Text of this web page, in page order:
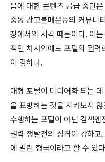
음에 대한 콘텐츠 공급 중단
중동 광고불매운동의 커뮤니
장에서의 시각 때문이다. 이
적인 처사외에도 포털의 권력
이 강하다.
대형 포털이 미디어화 되는
을 표방하는 것을 지켜보지
수행하는 포털이 아닌 검색엔
권력 쟁탈전의 성격이 강하고
에 밀린 형국이라고 할 수 있